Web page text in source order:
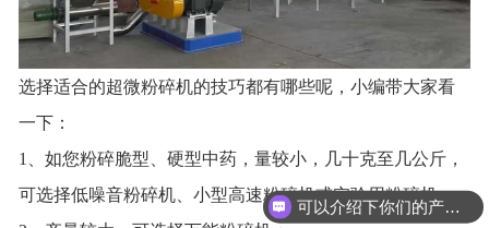
选择适合的超微粉碎机的技巧都有哪些呢，小编带大家看
一下：
1、如您粉碎脆型、硬型中药，量较小，几十克至几公斤，
可选择低噪音粉碎机、小型高速粉碎机或实验用粉碎机；
可以介绍下你们的产品么